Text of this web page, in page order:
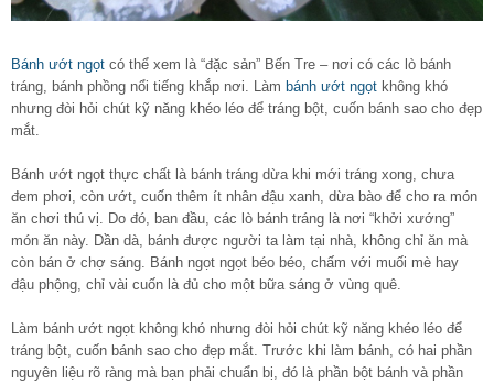
Bánh ướt ngọt có thể xem là “đặc sản” Bến Tre – nơi có các lò bánh
tráng, bánh phồng nổi tiếng khắp nơi. Làm bánh ướt ngọt không khó
nhưng đòi hỏi chút kỹ năng khéo léo để tráng bột, cuốn bánh sao cho đẹp
mắt.
Bánh ướt ngọt thực chất là bánh tráng dừa khi mới tráng xong, chưa
đem phơi, còn ướt, cuốn thêm ít nhân đậu xanh, dừa bào để cho ra món
ăn chơi thú vị. Do đó, ban đầu, các lò bánh tráng là nơi “khởi xướng”
món ăn này. Dần dà, bánh được người ta làm tại nhà, không chỉ ăn mà
còn bán ở chợ sáng. Bánh ngọt ngọt béo béo, chấm với muối mè hay
đậu phộng, chỉ vài cuốn là đủ cho một bữa sáng ở vùng quê.
Làm bánh ướt ngọt không khó nhưng đòi hỏi chút kỹ năng khéo léo để
tráng bột, cuốn bánh sao cho đẹp mắt. Trước khi làm bánh, có hai phần
nguyên liệu rõ ràng mà bạn phải chuẩn bị, đó là phần bột bánh và phần